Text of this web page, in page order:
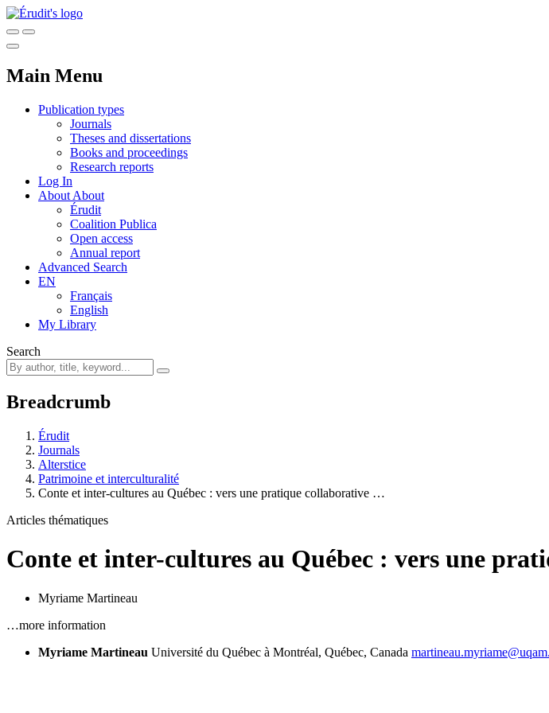
Main Menu
Publication types
Journals
Theses and dissertations
Books and proceedings
Research reports
Log In
About About
Érudit
Coalition Publica
Open access
Annual report
Advanced Search
EN
Français
English
My Library
Search
Breadcrumb
Érudit
Journals
Alterstice
Patrimoine et interculturalité
Conte et inter-cultures au Québec : vers une pratique collaborative …
Articles thématiques
Conte et inter-cultures au Québec : vers une
Myriame Martineau
…more information
Myriame Martineau Université du Québec à Montréal, Québec, Canada